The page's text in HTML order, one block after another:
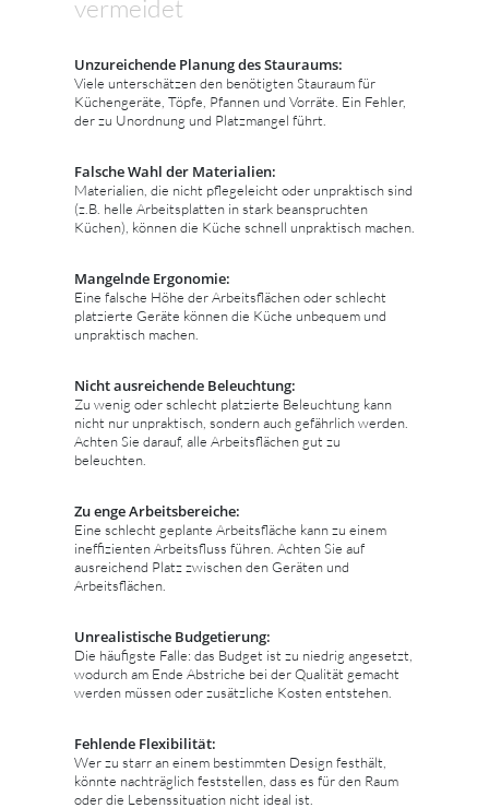
vermeidet
Unzureichende Planung des Stauraums:
Viele unterschätzen den benötigten Stauraum für
Küchengeräte, Töpfe, Pfannen und Vorräte. Ein Fehler,
der zu Unordnung und Platzmangel führt.
Falsche Wahl der Materialien:
Materialien, die nicht pflegeleicht oder unpraktisch sind
(z.B. helle Arbeitsplatten in stark beanspruchten
Küchen), können die Küche schnell unpraktisch machen.
Mangelnde Ergonomie:
Eine falsche Höhe der Arbeitsflächen oder schlecht
platzierte Geräte können die Küche unbequem und
unpraktisch machen.
Nicht ausreichende Beleuchtung:
Zu wenig oder schlecht platzierte Beleuchtung kann
nicht nur unpraktisch, sondern auch gefährlich werden.
Achten Sie darauf, alle Arbeitsflächen gut zu
beleuchten.
Zu enge Arbeitsbereiche:
Eine schlecht geplante Arbeitsfläche kann zu einem
ineffizienten Arbeitsfluss führen. Achten Sie auf
ausreichend Platz zwischen den Geräten und
Arbeitsflächen.
Unrealistische Budgetierung:
Die häufigste Falle: das Budget ist zu niedrig angesetzt,
wodurch am Ende Abstriche bei der Qualität gemacht
werden müssen oder zusätzliche Kosten entstehen.
Fehlende Flexibilität:
Wer zu starr an einem bestimmten Design festhält,
könnte nachträglich feststellen, dass es für den Raum
oder die Lebenssituation nicht ideal ist.